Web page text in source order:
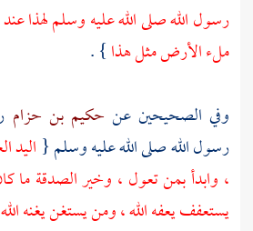
رسول الله صلى الله عليه وسلم لهذا عند
ملء الأرض مثل هذا} .
وفي الصحيحين عن حكيم بن حزام
رسول الله صلى الله عليه وسلم { اليد
، وابدأ بمن تعول ، وخير الصدقة
يستعفف يعفه الله ، ومن يستغن يغنه الله